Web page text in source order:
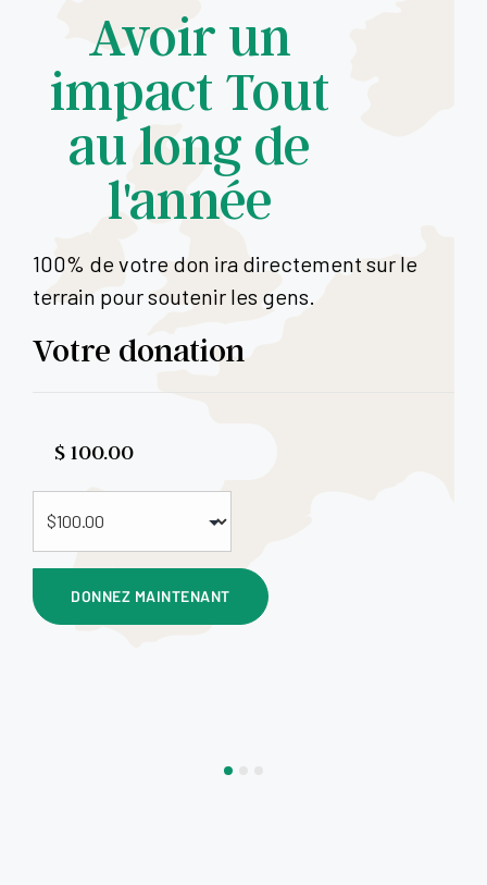
Avoir un
impact Tout
au long de
l'année
100% de votre don ira directement sur le
terrain pour soutenir les gens.
Votre donation
$
DONNEZ MAINTENANT